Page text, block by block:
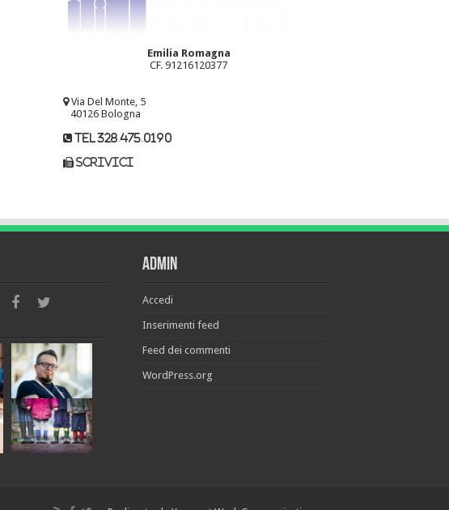
Emilia Romagna
CF. 91216120377
Via Del Monte, 5
40126 Bologna
tel 328.475.0190
scrivici
Admin
Accedi
Inserimenti feed
Feed dei commenti
WordPress.org